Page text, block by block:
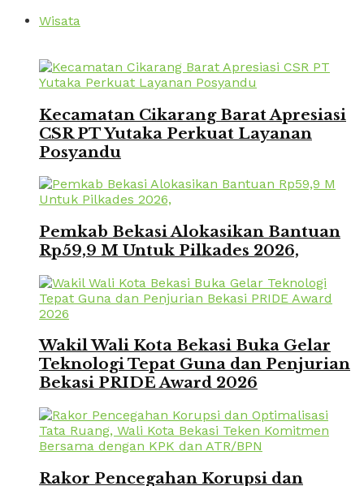
Wisata
Kecamatan Cikarang Barat Apresiasi
CSR PT Yutaka Perkuat Layanan
Posyandu
Pemkab Bekasi Alokasikan Bantuan
Rp59,9 M Untuk Pilkades 2026,
Wakil Wali Kota Bekasi Buka Gelar
Teknologi Tepat Guna dan Penjurian
Bekasi PRIDE Award 2026
Rakor Pencegahan Korupsi dan